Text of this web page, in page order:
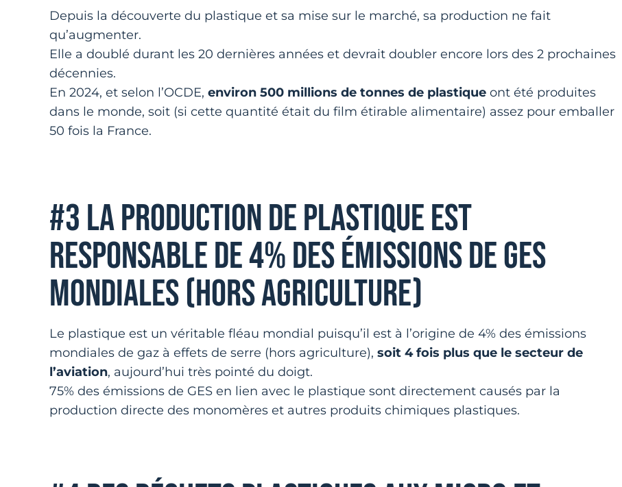
Depuis la découverte du plastique et sa mise sur le marché, sa production ne fait
qu’augmenter.
Elle a doublé durant les 20 dernières années et devrait doubler encore lors des 2 prochaines
décennies.
En 2024, et selon l’OCDE, environ 500 millions de tonnes de plastique ont été produites
dans le monde, soit (si cette quantité était du film étirable alimentaire) assez pour emballer
50 fois la France.
#3 LA PRODUCTION DE PLASTIQUE EST
RESPONSABLE DE 4% DES ÉMISSIONS DE GES
MONDIALES (HORS AGRICULTURE)
Le plastique est un véritable fléau mondial puisqu’il est à l’origine de 4% des émissions
mondiales de gaz à effets de serre (hors agriculture), soit 4 fois plus que le secteur de
l’aviation, aujourd’hui très pointé du doigt.
75% des émissions de GES en lien avec le plastique sont directement causés par la
production directe des monomères et autres produits chimiques plastiques.